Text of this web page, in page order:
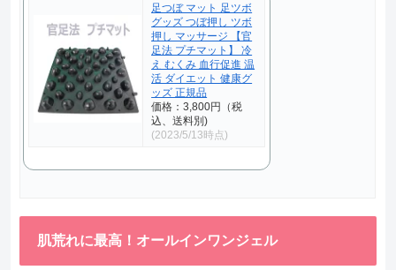
足つぼ マット 足ツボ
グッズ つぼ押し ツボ
押し マッサージ 【官
足法 プチマット】 冷
え むくみ 血行促進 温
活 ダイエット 健康グ
ッズ 正規品
価格：3,800円（税
込、送料別)
(2023/5/13時点)
肌荒れに最高！オールインワンジェル